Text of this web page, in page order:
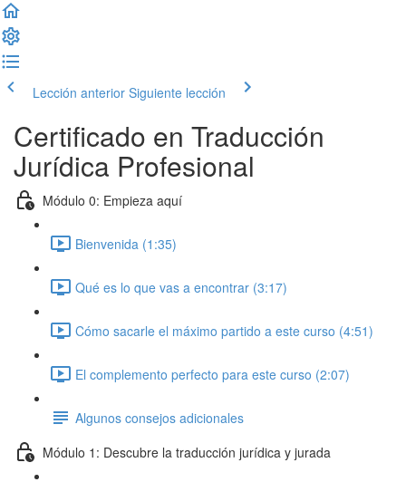
Lección anterior Siguiente lección
Certificado en Traducción
Jurídica Profesional
Módulo 0: Empieza aquí
Bienvenida (1:35)
Qué es lo que vas a encontrar (3:17)
Cómo sacarle el máximo partido a este curso (4:51)
El complemento perfecto para este curso (2:07)
Algunos consejos adicionales
Módulo 1: Descubre la traducción jurídica y jurada